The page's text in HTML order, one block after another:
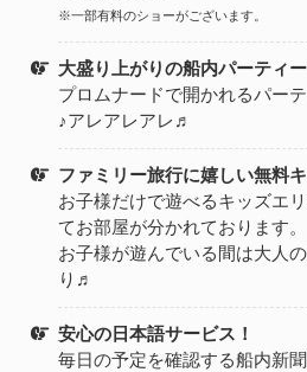
※一部有料のショーがございます。
大盛り上がりの船内パーティー
プロムナードで開かれるパー
♪アレアレアレ♬
ファミリー旅行に嬉しい無料
お子様だけで遊べるキッズエ
てお部屋が分かれております。
お子様が遊んでいる間は大人
り♬
安心の日本語サービス！
毎日の予定を確認する船内新